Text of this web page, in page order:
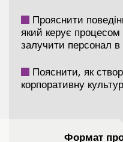
Прояснити
який керує процесом
залучити персонал в
Пояснити, як
корпоративну
Формат